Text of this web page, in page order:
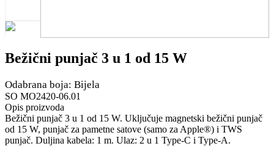
Bežični punjač 3 u 1 od 15 W
Odabrana boja: Bijela
SO MO2420-06.01
Opis proizvoda
Bežični punjač 3 u 1 od 15 W. Uključuje magnetski bežični punjač
od 15 W, punjač za pametne satove (samo za Apple®) i TWS
punjač. Duljina kabela: 1 m. Ulaz: 2 u 1 Type-C i Type-A.